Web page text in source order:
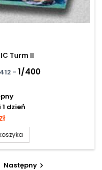
Turm II
- 1/400
1 dzień
Następny 